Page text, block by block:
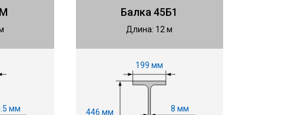
мм
Балка 45Б1
Длина: 12 м
446 мм
199 мм
8 мм